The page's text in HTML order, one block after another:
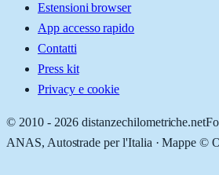
Estensioni browser
App accesso rapido
Contatti
Press kit
Privacy e cookie
© 2010 - 2026 distanzechilometriche.net
ANAS, Autostrade per l'Italia · Mappe ©